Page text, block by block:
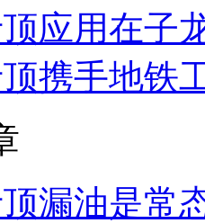
应用在子
携手地铁
漏油是常